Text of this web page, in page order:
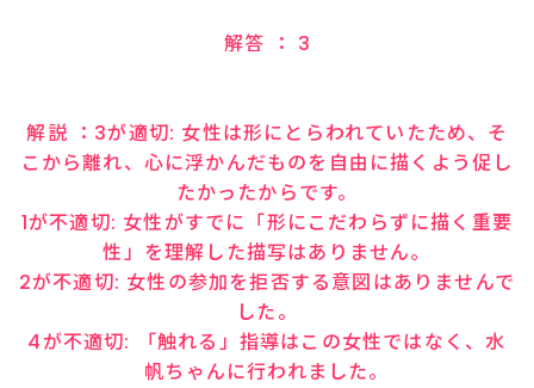
解答 ： 3
解説 ：3が適切: 女性は形にとらわれていたため、そ
こから離れ、心に浮かんだものを自由に描くよう促し
たかったからです。
1が不適切: 女性がすでに「形にこだわらずに描く重要
性」を理解した描写はありません。
2が不適切: 女性の参加を拒否する意図はありませんで
した。
4が不適切: 「触れる」指導はこの女性ではなく、水
帆ちゃんに行われました。